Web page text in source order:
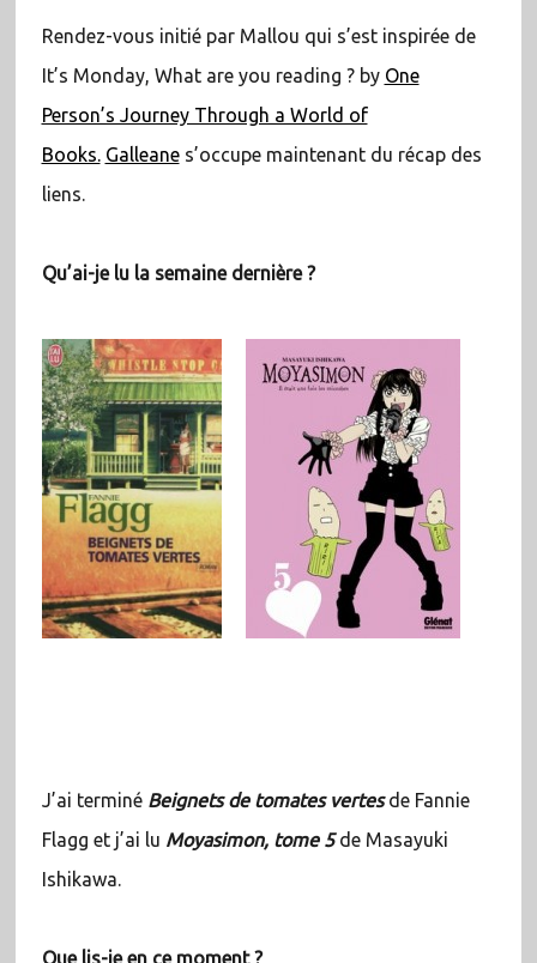
Rendez-vous initié par Mallou qui s’est inspirée de
It’s Monday, What are you reading ? by One
Person’s Journey Through a World of
Books. Galleanes’occupe maintenant du récap des
liens.
Qu’ai-je lu la semaine dernière ?
J’ai terminé Beignets de tomates vertesde Fannie
Flagg et j’ai lu Moyasimon, tome 5de Masayuki
Ishikawa.